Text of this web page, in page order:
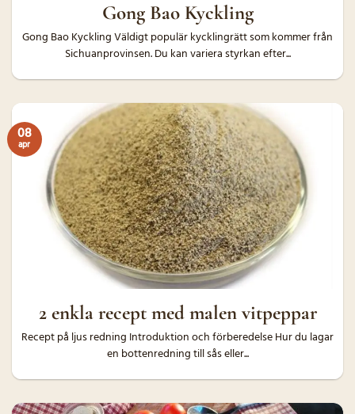
Gong Bao Kyckling
Gong Bao Kyckling Väldigt populär kycklingrätt som kommer från
Sichuanprovinsen. Du kan variera styrkan efter...
2 enkla recept med malen vitpeppar
Recept på ljus redning Introduktion och förberedelse Hur du lagar
en bottenredning till sås eller...
08
apr